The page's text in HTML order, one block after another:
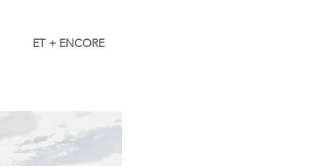
ET + ENCORE